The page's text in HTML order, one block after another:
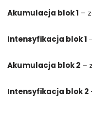
Akumulacja blok 1 –
Intensyfikacja blok 1
Akumulacja blok 2 –
Intensyfikacja blok 2